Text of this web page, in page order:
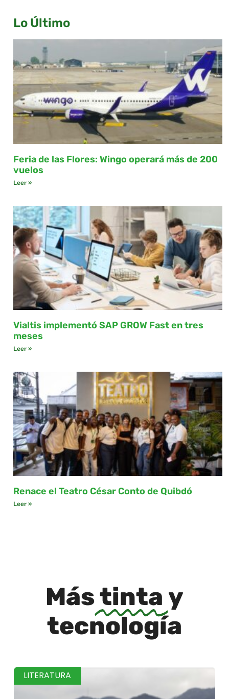
Lo Último
Feria de las Flores: Wingo operará más de 200
vuelos
Leer »
Vialtis implementó SAP GROW Fast en tres
meses
Leer »
Renace el Teatro César Conto de Quibdó
Leer »
Mástinta y
tecnología
LITERATURA